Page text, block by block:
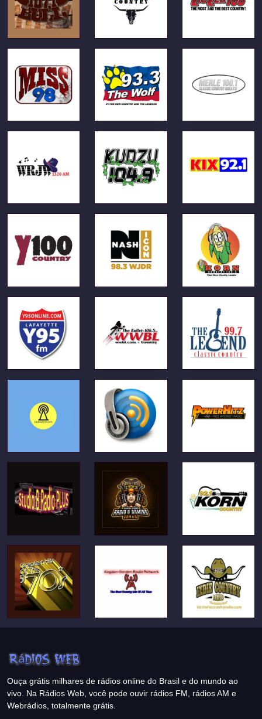
Ouça grátis milhares de rádios online do Brasil e do mundo ao
vivo. Na Rádios Web, você pode ouvir rádios FM, rádios AM e
Webrádios, totalmente grátis.